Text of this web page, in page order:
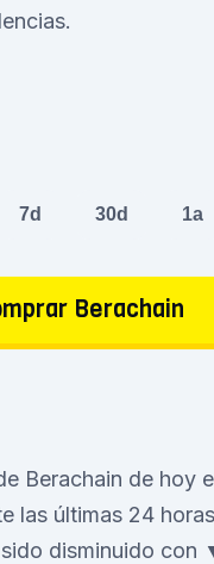
7d 30d 1a
Berachain
Berachain de hoy
las últimas 24
disminuido con